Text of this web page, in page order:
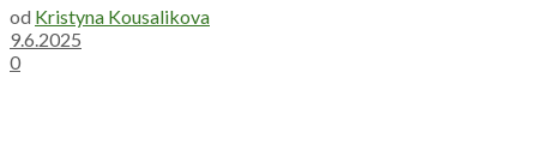
od Kristyna Kousalikova
9.6.2025
0